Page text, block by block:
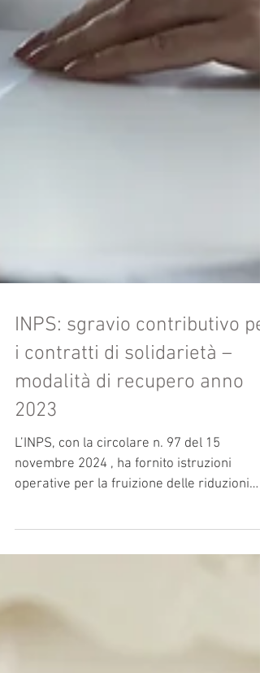
INPS: sgravio contributivo
i contratti di solidarietà –
2023
L’INPS, con la circolare n. 97 del 15
operative per la fruizione delle riduzioni